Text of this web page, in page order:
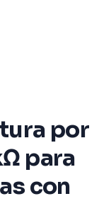
por
para
con